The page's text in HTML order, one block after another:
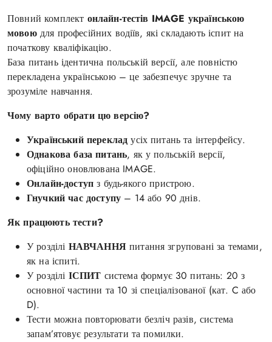
Повний комплект онлайн-тестів IMAGE українською
мовоюдля професійних водіїв, які складають іспит на
початкову кваліфікацію.
База питань ідентична польській версії, але повністю
перекладена українською – це забезпечує зручне та
зрозуміле навчання.
Чому варто обрати цю версію?
Український переклад усіх питань та інтерфейсу.
Однакова база питань, як у польській версії,
офіційно оновлювана IMAGE.
Онлайн-доступ з будь-якого пристрою.
Гнучкий час доступу – 14 або 90 днів.
Як працюють тести?
У розділі НАВЧАННЯпитання згруповані за темами,
як на іспиті.
У розділі ІСПИТ система формує 30 питань: 20 з
основної частини та 10 зі спеціалізованої (кат. C або
D).
Тести можна повторювати безліч разів, система
запам’ятовує результати та помилки.